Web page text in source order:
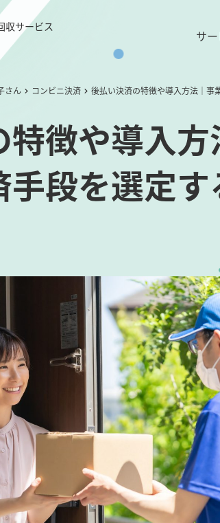
収サービス
サ
さん コンビニ決済 後払い決済の特徴や導入方法｜事
徴や導入
段を選定す